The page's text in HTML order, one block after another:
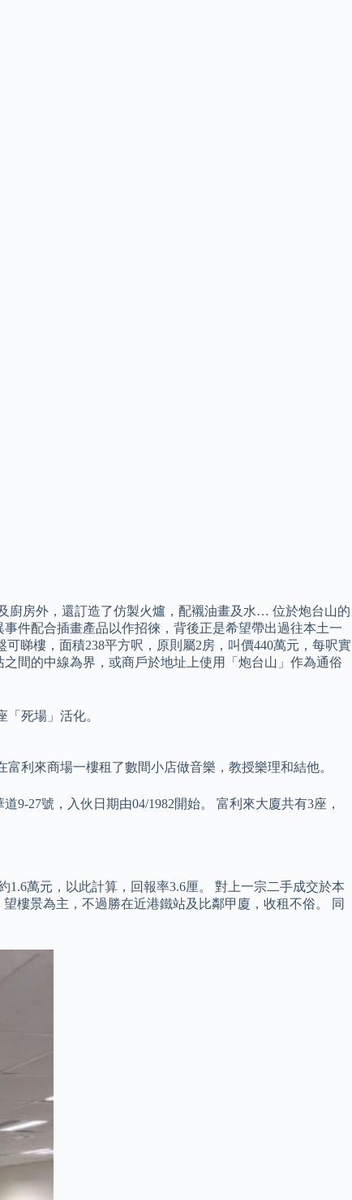
廚房外，還訂造了仿製火爐，配襯油畫及水… 位於炮台山的
件配合插畫產品以作招徠，背後正是希望帶出過往本土一
睇樓，面積238平方呎，原則屬2房，叫價440萬元，每呎實
間的中線為界，或商戶於地址上使用「炮台山」作為通俗
死場」活化。
利來商場一樓租了數間小店做音樂，教授樂理和結他。
27號，入伙日期由04/1982開始。 富利來大廈共有3座，
1.6萬元，以此計算，回報率3.6厘。 對上一宗二手成交於本
樓景為主，不過勝在近港鐵站及比鄰甲廈，收租不俗。 同